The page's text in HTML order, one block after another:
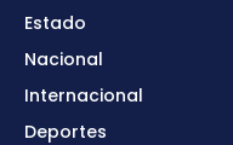
Estado
Nacional
Internacional
Deportes